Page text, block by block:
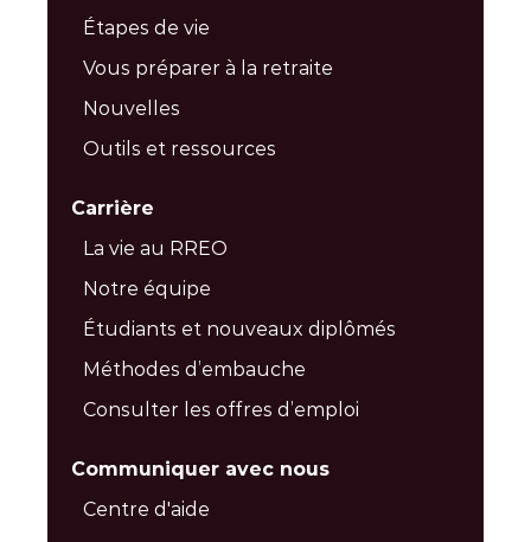
Étapes de vie
Vous préparer à la retraite
Nouvelles
Outils et ressources
Carrière
La vie au RREO
Notre équipe
Étudiants et nouveaux diplômés
Méthodes d’embauche
Consulter les offres d’emploi
Communiquer avec nous
Centre d'aide